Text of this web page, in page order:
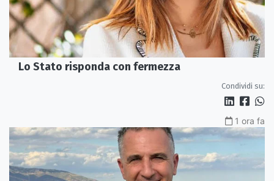
Lo Stato risponda con fermezza
Condividi su:
1 ora fa